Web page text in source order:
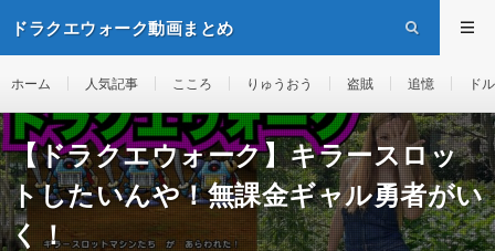
ドラクエウォーク動画まとめ
ホーム 人気記事 こころ りゅうおう 盗賊 追憶 ド
【ドラクエウォーク】キラースロッ
トしたいんや！無課金ギャル勇者がい
く！